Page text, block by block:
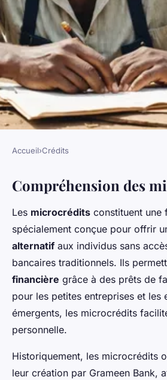
L'emprunteur et les
microcrédits : une
alternative
Accueil›Crédits
Compréhension des
Les microcrédits constituent une
spécialement conçue pour offrir
alternatifaux individus sans
bancaires traditionnels. Ils
financière grâce à des prêts de
pour les petites entreprises et les
émergents, les microcrédits
personnelle.
Historiquement, les microcrédits
leur création par Grameen Bank,